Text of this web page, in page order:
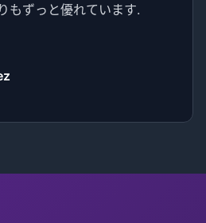
もずっと優れています.